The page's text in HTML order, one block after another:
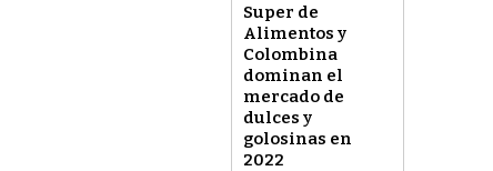
Super de
Alimentos y
Colombina
dominan el
mercado de
dulces y
golosinas en
2022